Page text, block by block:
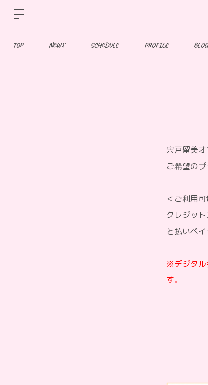
TOP NEWS SCHEDULE PROFILE BLOG
宍戸留美
ご希望の
＜ご利用
クレジッ
と払いペイ
※デジタル
す。